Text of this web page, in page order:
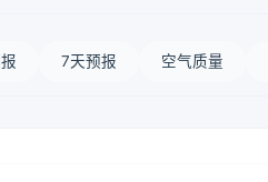
7天预报 空气质量